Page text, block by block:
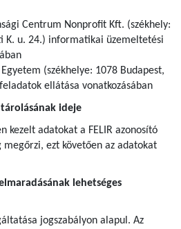
Centrum Nonprofit Kft. (székhely:
K. u. 24.) informatikai üzemeltetési
(székhelye: 1078 Budapest,
ellátása vonatkozásában
ideje
kezelt adatokat a FELIR azonosító
ezt követően az adatokat
lehetséges
jogszabályon alapul. Az